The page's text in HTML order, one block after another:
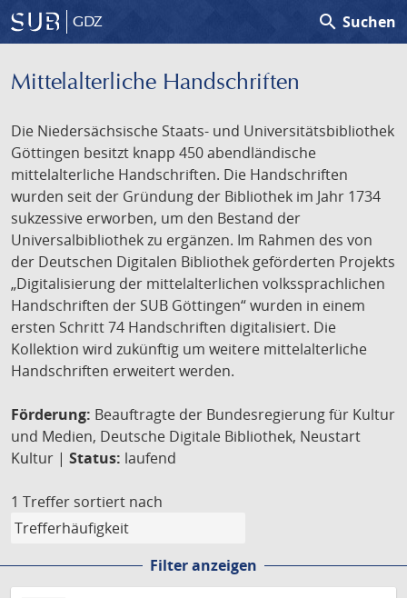
GDZ search Suchen
Mittelalterliche Handschriften
Die Niedersächsische Staats- und Universitätsbibliothek
Göttingen besitzt knapp 450 abendländische
mittelalterliche Handschriften. Die Handschriften
wurden seit der Gründung der Bibliothek im Jahr 1734
sukzessive erworben, um den Bestand der
Universalbibliothek zu ergänzen. Im Rahmen des von
der Deutschen Digitalen Bibliothek geförderten Projekts
„Digitalisierung der mittelalterlichen volkssprachlichen
Handschriften der SUB Göttingen“ wurden in einem
ersten Schritt 74 Handschriften digitalisiert. Die
Kollektion wird zukünftig um weitere mittelalterliche
Handschriften erweitert werden.
Förderung: Beauftragte der Bundesregierung für Kultur
und Medien, Deutsche Digitale Bibliothek, Neustart
Kultur | Status: laufend
1 Treffer sortiert nach
Filter anzeigen